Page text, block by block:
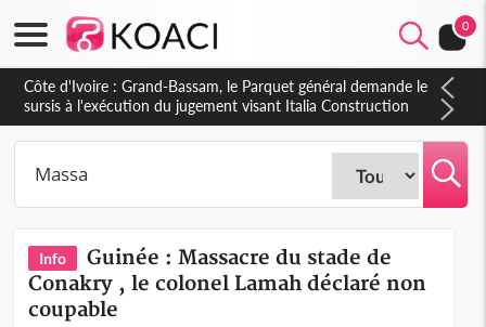
0
Côte d'Ivoire : Indépendance à Dakpadou, la sous-préfète
Hôma Viviane Manissan appelle à une appropriation locale du
PND 2026-2030
Info
Guinée : Massacre du stade de
Conakry , le colonel Lamah déclaré non
coupable